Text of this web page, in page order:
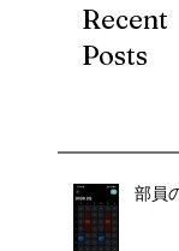
Recent
Posts
部員